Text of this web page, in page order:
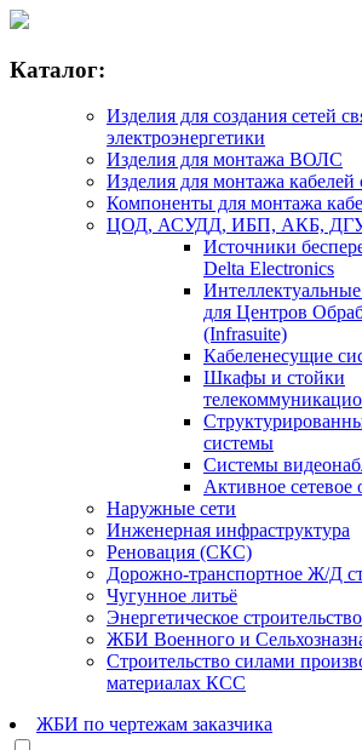
Каталог:
Изделия для создания сетей
электроэнергетики
Изделия для монтажа ВОЛС
Изделия для монтажа кабелей
Компоненты для монтажа
ЦОД, АСУДД, ИБП, АКБ,
Источники
Delta Electronics
для Центров
(Infrasuite)
Кабеленесущие
Шкафы и стойки
системы
Системы
Активное сетевое
Наружные сети
Инженерная инфраструктура
Реновация (СКС)
Дорожно-транспортное Ж/Д
Чугунное литьё
Энергетическое строительство
ЖБИ Военного и
Строительство силами
материалах КСС
ЖБИ по чертежам заказчика